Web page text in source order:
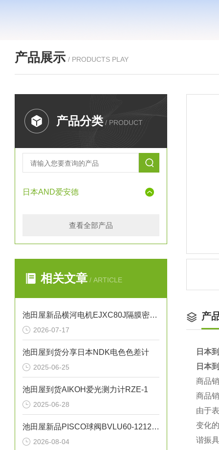
产品展示 / PRODUCTS PLAY
产品分类 / PRODUCT
日本AND爱安德
查看全部产品
相关文章 / ARTICLE
池田屋新品横河电机EJXC80J隔膜密封式差压变送器
2026-07-17
池田屋到货分享日本NDK电色色差计
2025-06-25
池田屋到货AIKOH爱光测力计RZE-1
2025-06-28
池田屋新品PISCO球阀BVLU60-1212正式发布
2026-08-04
产
日本
日本
商品
商品
由于
变化
谐振